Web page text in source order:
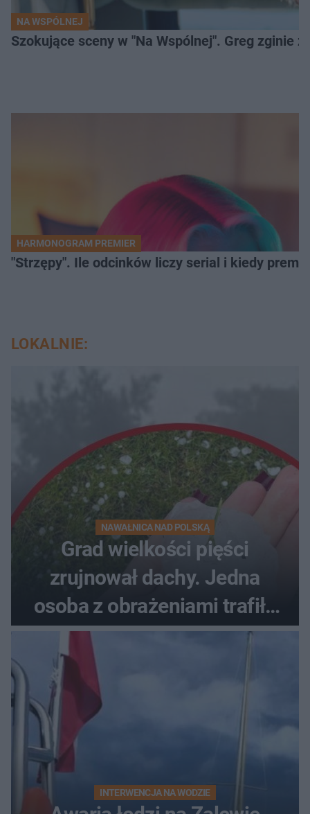
NA WSPÓLNEJ
Szokujące sceny w "Na Wspólnej". Greg zginie z
HARMONOGRAM PREMIER
"Strzępy". Ile odcinków liczy serial i kiedy
LOKALNIE:
NAWAŁNICA NAD POLSKĄ
Grad wielkości pięści
zrujnował dachy. Jedna
osoba z obrażeniami trafiła
do szpitala
INTERWENCJA NA WODZIE